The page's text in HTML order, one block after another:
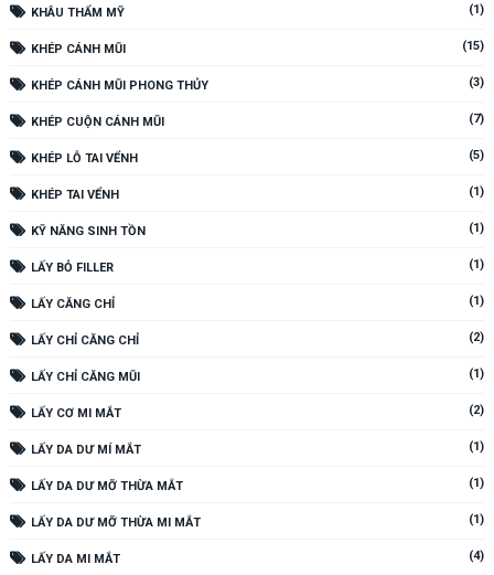
KHÂU THẨM MỸ (1)
KHÉP CÁNH MŨI (15)
KHÉP CÁNH MŨI PHONG THỦY (3)
KHÉP CUỘN CÁNH MŨI (7)
KHÉP LỖ TAI VỂNH (5)
KHÉP TAI VỂNH (1)
KỸ NĂNG SINH TỒN (1)
LẤY BỎ FILLER (1)
LẤY CĂNG CHỈ (1)
LẤY CHỈ CĂNG CHỈ (2)
LẤY CHỈ CĂNG MŨI (1)
LẤY CƠ MI MẮT (2)
LẤY DA DƯ MÍ MẮT (1)
LẤY DA DƯ MỠ THỪA MẮT (1)
LẤY DA DƯ MỠ THỪA MI MẮT (1)
LẤY DA MI MẮT (4)